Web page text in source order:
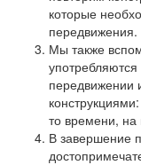
которые
передвижения.
Мы также
передвижении
то времени, на
В завершение